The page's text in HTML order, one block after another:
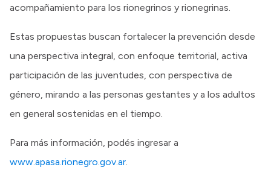
acompañamiento para los rionegrinos y rionegrinas.
Estas propuestas buscan fortalecer la prevención desde
una perspectiva integral, con enfoque territorial, activa
participación de las juventudes, con perspectiva de
género, mirando a las personas gestantes y a los adultos
en general sostenidas en el tiempo.
Para más información, podés ingresar a
www.apasa.rionegro.gov.ar.